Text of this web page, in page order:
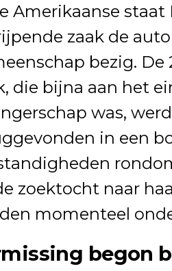
Amerikaanse
zaak de
bezig. De
die bijna aan het
was,
in een
zoektocht naar
momenteel
begon